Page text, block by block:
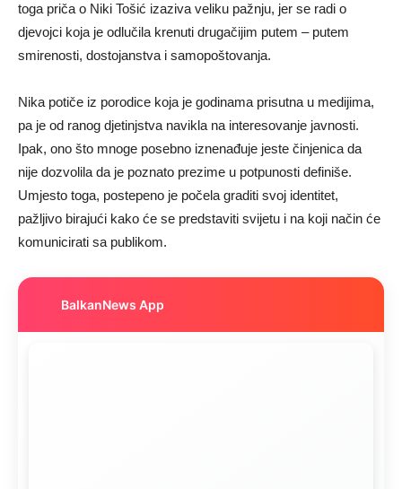
toga priča o Niki Tošić izaziva veliku pažnju, jer se radi o
djevojci koja je odlučila krenuti drugačijim putem – putem
smirenosti, dostojanstva i samopoštovanja.
Nika potiče iz porodice koja je godinama prisutna u medijima,
pa je od ranog djetinjstva navikla na interesovanje javnosti.
Ipak, ono što mnoge posebno iznenađuje jeste činjenica da
nije dozvolila da je poznato prezime u potpunosti definiše.
Umjesto toga, postepeno je počela graditi svoj identitet,
pažljivo birajući kako će se predstaviti svijetu i na koji način će
komunicirati sa publikom.
BalkanNews App